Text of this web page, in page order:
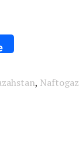
, Naftogaz